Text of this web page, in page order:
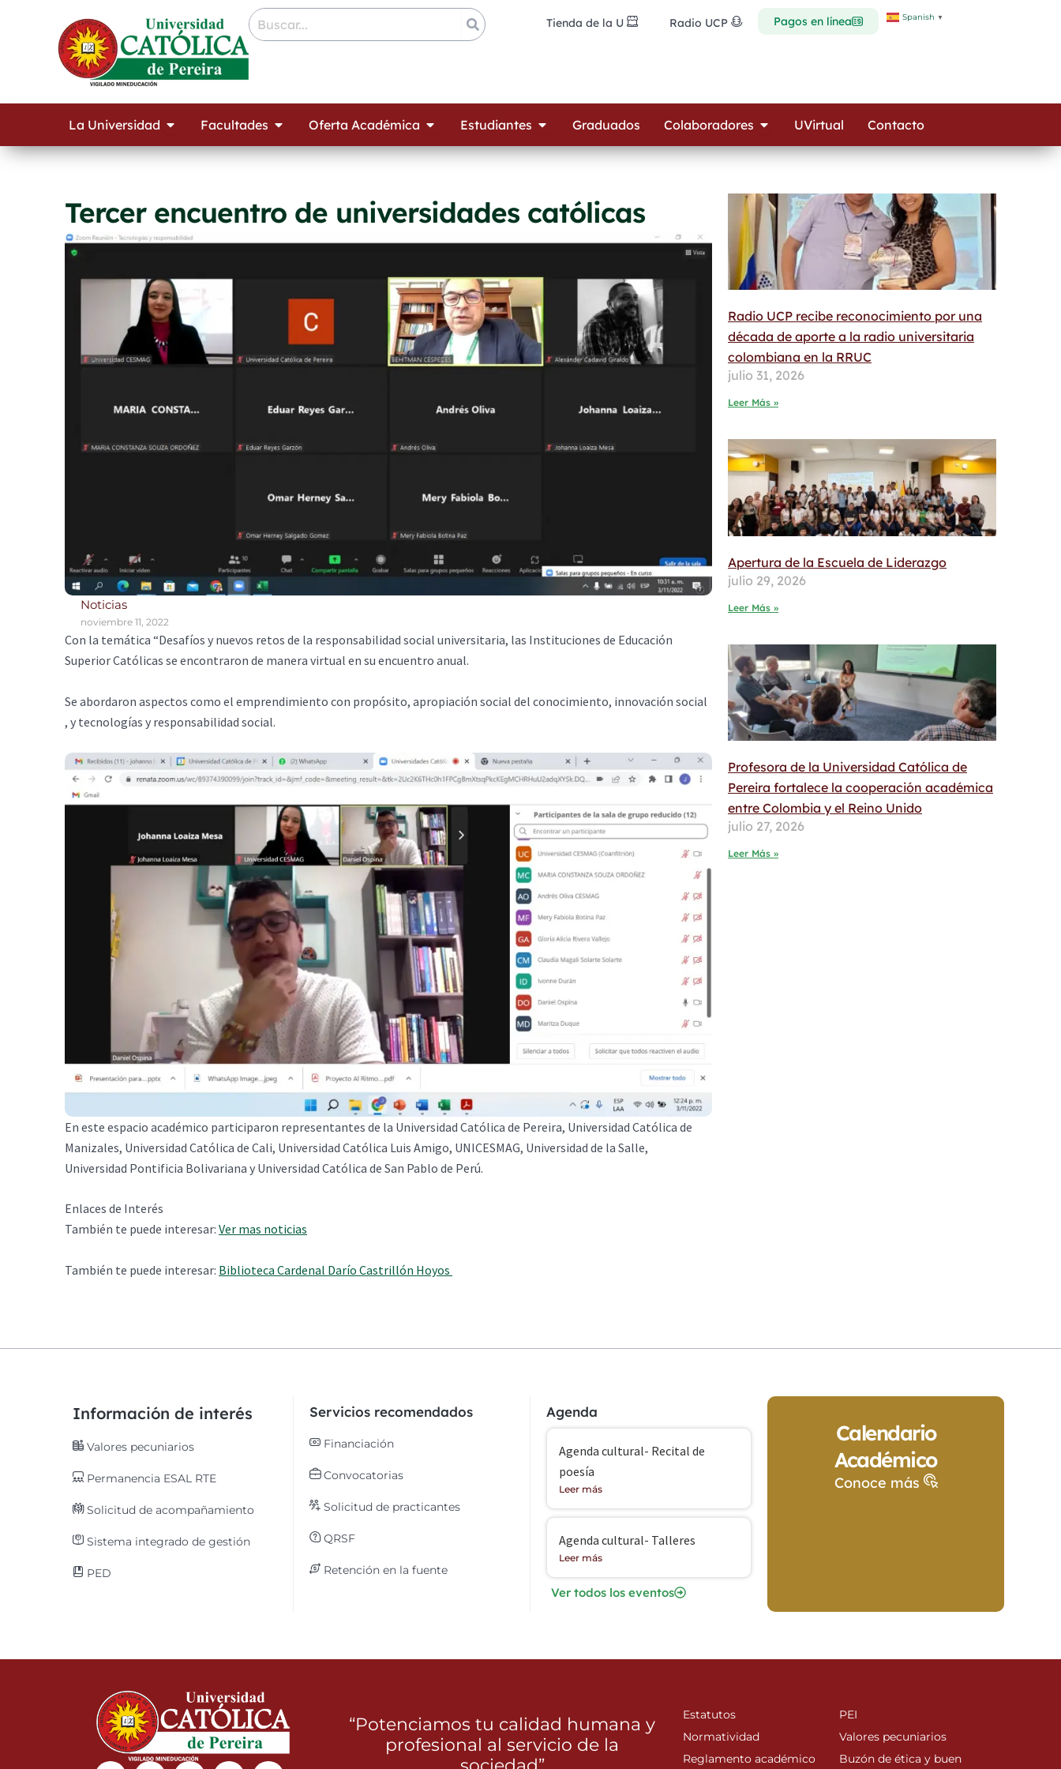
Tienda de la U Radio UCP Pagos en línea Spanish ▼
La Universidad Open La Universidad
Facultades Open Facultades
Oferta Académica Open Oferta Académica
Estudiantes Open Estudiantes
Graduados Colaboradores Open Colaboradores
UVirtual Contacto
Tercer encuentro de universidades católicas
Noticias
noviembre 11, 2022
Con la temática “Desafíos y nuevos retos de la responsabilidad social universitaria, las Instituciones de Educación
Superior Católicas se encontraron de manera virtual en su encuentro anual.
Se abordaron aspectos como el emprendimiento con propósito, apropiación social del conocimiento, innovación social
, y tecnologías y responsabilidad social.
En este espacio académico participaron representantes de la Universidad Católica de Pereira, Universidad Católica de
Manizales, Universidad Católica de Cali, Universidad Católica Luis Amigo, UNICESMAG, Universidad de la Salle,
Universidad Pontificia Bolivariana y Universidad Católica de San Pablo de Perú.
Enlaces de Interés
También te puede interesar: Ver mas noticias
También te puede interesar: Biblioteca Cardenal Darío Castrillón Hoyos
Radio UCP recibe reconocimiento por una
década de aporte a la radio universitaria
colombiana en la RRUC
julio 31, 2026
Leer Más »
Apertura de la Escuela de Liderazgo
julio 29, 2026
Leer Más »
Profesora de la Universidad Católica de
Pereira fortalece la cooperación académica
entre Colombia y el Reino Unido
julio 27, 2026
Leer Más »
Información de interés
Valores pecuniarios
Permanencia ESAL RTE
Solicitud de acompañamiento
Sistema integrado de gestión
PED
Servicios recomendados
Financiación
Convocatorias
Solicitud de practicantes
QRSF
Retención en la fuente
Agenda
Agenda cultural- Recital de
poesía
Leer más
Agenda cultural- Talleres
Leer más
Ver todos los eventos
Calendario
Académico
Conoce más
“Potenciamos tu calidad humana y
profesional al servicio de la
Estatutos
Normatividad
Reglamento académico
PEI
Valores pecuniarios
Buzón de ética y buen